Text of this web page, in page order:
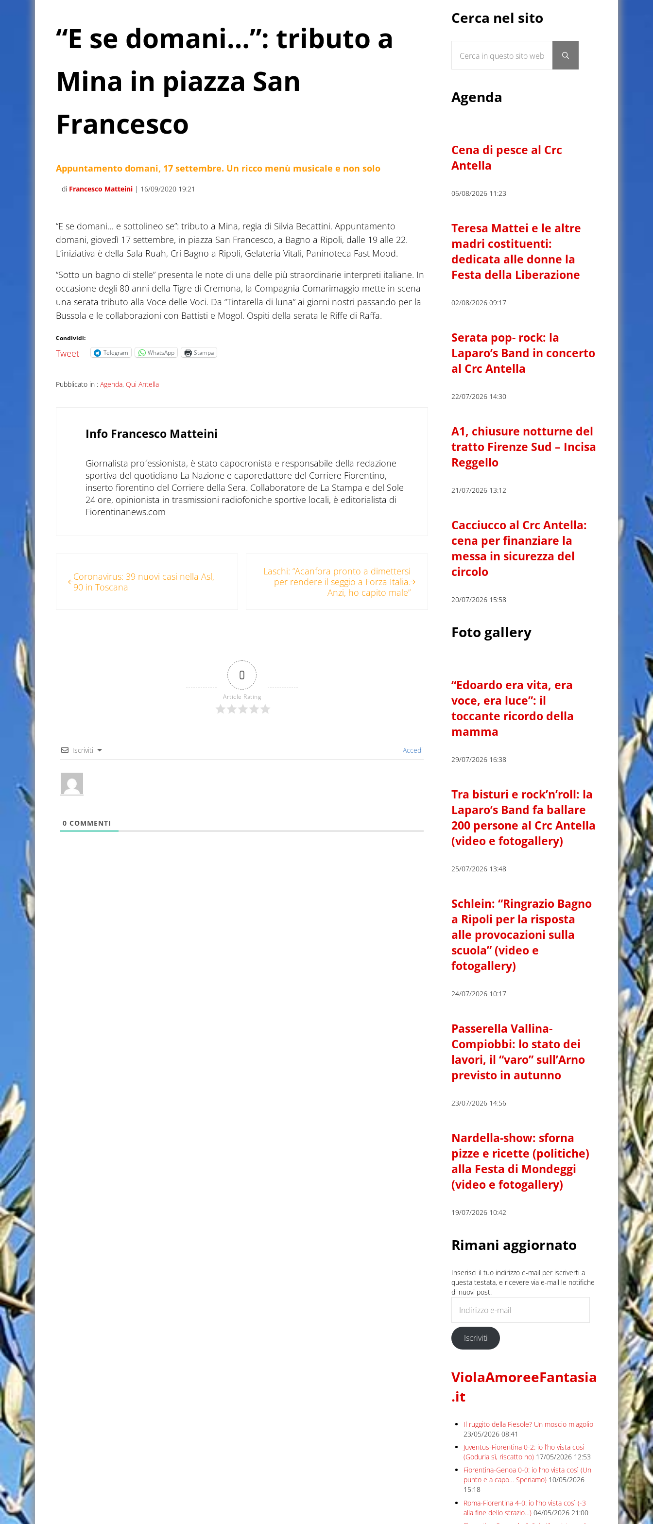
“E se domani…”: tributo a
Mina in piazza San
Francesco
Appuntamento domani, 17 settembre. Un ricco menù musicale e non solo
di Francesco Matteini | 16/09/2020 19:21
“E se domani… e sottolineo se”: tributo a Mina, regia di Silvia Becattini. Appuntamento
domani, giovedì 17 settembre, in piazza San Francesco, a Bagno a Ripoli, dalle 19 alle 22.
L’iniziativa è della Sala Ruah, Cri Bagno a Ripoli, Gelateria Vitali, Paninoteca Fast Mood.
“Sotto un bagno di stelle” presenta le note di una delle più straordinarie interpreti italiane. In
occasione degli 80 anni della Tigre di Cremona, la Compagnia Comarimaggio mette in scena
una serata tributo alla Voce delle Voci. Da “Tintarella di luna” ai giorni nostri passando per la
Bussola e le collaborazioni con Battisti e Mogol. Ospiti della serata le Riffe di Raffa.
Condividi:
Tweet Telegram WhatsApp Stampa
Pubblicato in : Agenda, Qui Antella
Info Francesco Matteini
Giornalista professionista, è stato capocronista e responsabile della redazione
sportiva del quotidiano La Nazione e caporedattore del Corriere Fiorentino,
inserto fiorentino del Corriere della Sera. Collaboratore de La Stampa e del Sole
24 ore, opinionista in trasmissioni radiofoniche sportive locali, è editorialista di
Fiorentinanews.com
Coronavirus: 39 nuovi casi nella Asl,
90 in Toscana
Laschi: “Acanfora pronto a dimettersi
per rendere il seggio a Forza Italia.
Anzi, ho capito male”
0
Article Rating
Iscriviti Accedi
0 COMMENTI
Cerca nel sito
Submit search
Agenda
Cena di pesce al Crc
Antella
06/08/2026 11:23
Teresa Mattei e le altre
madri costituenti:
dedicata alle donne la
Festa della Liberazione
02/08/2026 09:17
Serata pop- rock: la
Laparo’s Band in concerto
al Crc Antella
22/07/2026 14:30
A1, chiusure notturne del
tratto Firenze Sud – Incisa
Reggello
21/07/2026 13:12
Cacciucco al Crc Antella:
cena per finanziare la
messa in sicurezza del
circolo
20/07/2026 15:58
Foto gallery
“Edoardo era vita, era
voce, era luce”: il
toccante ricordo della
mamma
29/07/2026 16:38
Tra bisturi e rock’n’roll: la
Laparo’s Band fa ballare
200 persone al Crc Antella
(video e fotogallery)
25/07/2026 13:48
Schlein: “Ringrazio Bagno
a Ripoli per la risposta
alle provocazioni sulla
scuola” (video e
fotogallery)
24/07/2026 10:17
Passerella Vallina-
Compiobbi: lo stato dei
lavori, il “varo” sull’Arno
previsto in autunno
23/07/2026 14:56
Nardella-show: sforna
pizze e ricette (politiche)
alla Festa di Mondeggi
(video e fotogallery)
19/07/2026 10:42
Rimani aggiornato
Inserisci il tuo indirizzo e-mail per iscriverti a
questa testata, e ricevere via e-mail le notifiche
di nuovi post.
Iscriviti
ViolaAmoreeFantasia
.it
Il ruggito della Fiesole? Un moscio miagolio
23/05/2026 08:41
Juventus-Fiorentina 0-2: io l’ho vista così
(Goduria sì, riscatto no) 17/05/2026 12:53
Fiorentina-Genoa 0-0: io l’ho vista così (Un
punto e a capo… Speriamo) 10/05/2026
15:18
Roma-Fiorentina 4-0: io l’ho vista così (-3
alla fine dello strazio…) 04/05/2026 21:00